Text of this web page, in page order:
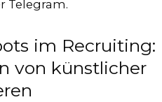
Telegram.
im Recruiting:
von künstlicher